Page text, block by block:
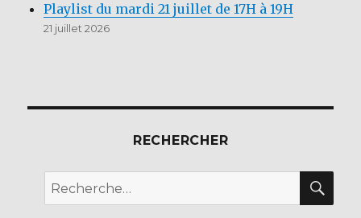
Playlist du mardi 21 juillet de 17H à 19H
21 juillet 2026
RECHERCHER
Recherche
pour :